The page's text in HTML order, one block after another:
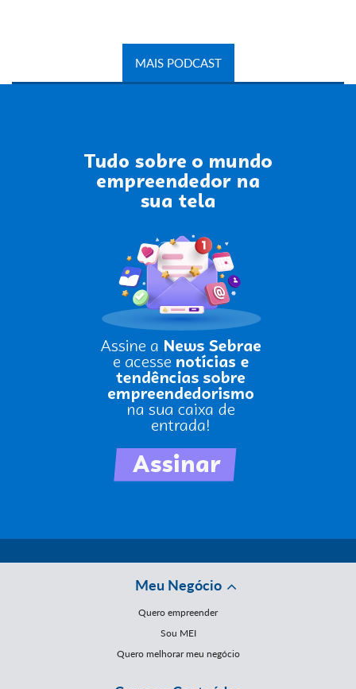
MAIS PODCAST
Meu Negócio
Quero empreender
Sou MEI
Quero melhorar meu negócio